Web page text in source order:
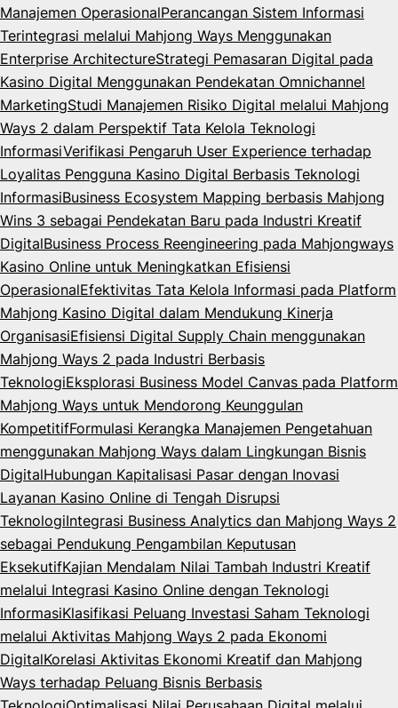
Manajemen OperasionalPerancangan Sistem Informasi
Terintegrasi melalui Mahjong Ways Menggunakan
Enterprise ArchitectureStrategi Pemasaran Digital pada
Kasino Digital Menggunakan Pendekatan Omnichannel
MarketingStudi Manajemen Risiko Digital melalui Mahjong
Ways 2 dalam Perspektif Tata Kelola Teknologi
InformasiVerifikasi Pengaruh User Experience terhadap
Loyalitas Pengguna Kasino Digital Berbasis Teknologi
InformasiBusiness Ecosystem Mapping berbasis Mahjong
Wins 3 sebagai Pendekatan Baru pada Industri Kreatif
DigitalBusiness Process Reengineering pada Mahjongways
Kasino Online untuk Meningkatkan Efisiensi
OperasionalEfektivitas Tata Kelola Informasi pada Platform
Mahjong Kasino Digital dalam Mendukung Kinerja
OrganisasiEfisiensi Digital Supply Chain menggunakan
Mahjong Ways 2 pada Industri Berbasis
TeknologiEksplorasi Business Model Canvas pada Platform
Mahjong Ways untuk Mendorong Keunggulan
KompetitifFormulasi Kerangka Manajemen Pengetahuan
menggunakan Mahjong Ways dalam Lingkungan Bisnis
DigitalHubungan Kapitalisasi Pasar dengan Inovasi
Layanan Kasino Online di Tengah Disrupsi
TeknologiIntegrasi Business Analytics dan Mahjong Ways 2
sebagai Pendukung Pengambilan Keputusan
EksekutifKajian Mendalam Nilai Tambah Industri Kreatif
melalui Integrasi Kasino Online dengan Teknologi
InformasiKlasifikasi Peluang Investasi Saham Teknologi
melalui Aktivitas Mahjong Ways 2 pada Ekonomi
DigitalKorelasi Aktivitas Ekonomi Kreatif dan Mahjong
Ways terhadap Peluang Bisnis Berbasis